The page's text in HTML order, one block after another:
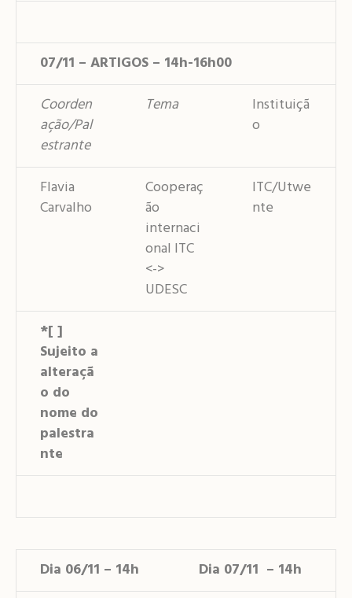
07/11 – ARTIGOS – 14h-16h00
Coorden
ação/Pal
estrante
Tema
Instituiçã
o
Flavia
Carvalho
Cooperaç
ão
internaci
onal ITC
<->
UDESC
ITC/Utwe
nte
*[ ]
Sujeito a
alteraçã
o do
nome do
palestra
nte
Dia 06/11 – 14h
Dia 07/11 – 14h